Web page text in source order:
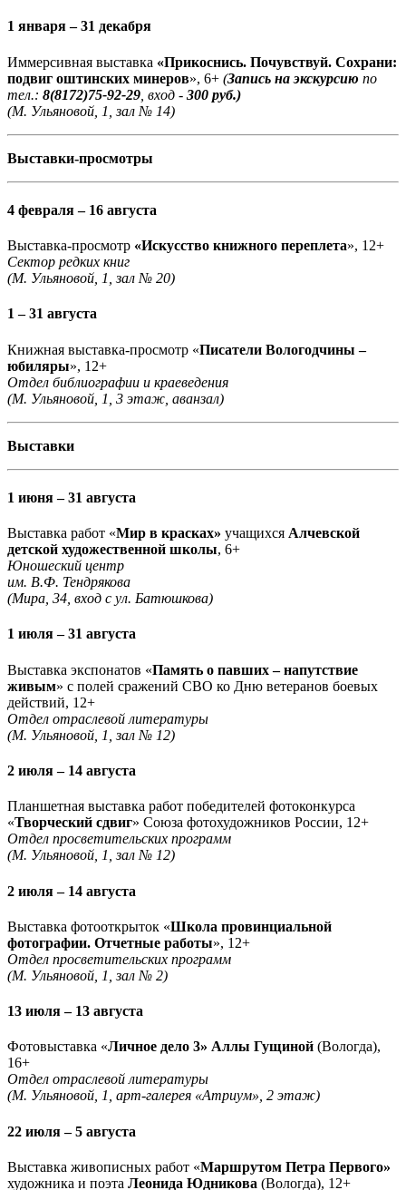
1 января – 31 декабря
Иммерсивная выставка «Прикоснись. Почувствуй. Сохрани:
подвиг оштинских минеров», 6+ (Запись на экскурсию по
тел.: 8(8172)75-92-29 , вход - 300 руб.)
(М. Ульяновой, 1, зал № 14)
Выставки-просмотры
4 февраля – 16 августа
Выставка-просмотр «Искусство книжного переплета», 12+
Сектор редких книг
(М. Ульяновой, 1, зал № 20)
1 – 31 августа
Книжная выставка-просмотр «Писатели Вологодчины –
юбиляры», 12+
Отдел библиографии и краеведения
(М. Ульяновой, 1, 3 этаж, аванзал)
Выставки
1 июня – 31 августа
Выставка работ «Мир в красках» учащихся Алчевской
детской художественной школы, 6+
Юношеский центр
им. В.Ф. Тендрякова
(Мира, 34, вход с ул. Батюшкова)
1 июля – 31 августа
Выставка экспонатов «Память о павших – напутствие
живым» с полей сражений СВО ко Дню ветеранов боевых
действий, 12+
Отдел отраслевой литературы
(М. Ульяновой, 1, зал № 12)
2 июля – 14 августа
Планшетная выставка работ победителей фотоконкурса
«Творческий сдвиг» Союза фотохудожников России, 12+
Отдел просветительских программ
(М. Ульяновой, 1, зал № 12)
2 июля – 14 августа
Выставка фотооткрыток «Школа провинциальной
фотографии. Отчетные работы», 12+
Отдел просветительских программ
(М. Ульяновой, 1, зал № 2)
13 июля – 13 августа
Фотовыставка «Личное дело 3» Аллы Гущиной (Вологда),
16+
Отдел отраслевой литературы
(М. Ульяновой, 1, арт-галерея «Атриум», 2 этаж)
22 июля – 5 августа
Выставка живописных работ «Маршрутом Петра Первого»
художника и поэта Леонида Юдникова (Вологда), 12+